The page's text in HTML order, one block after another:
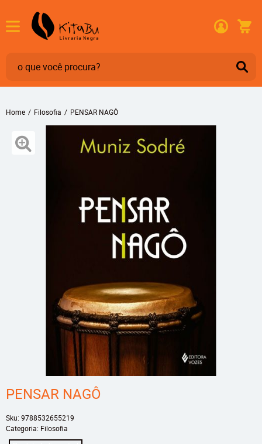
Home Filosofia PENSAR NAGÔ
PENSAR NAGÔ
Sku: 9788532655219
Categoria: Filosofia